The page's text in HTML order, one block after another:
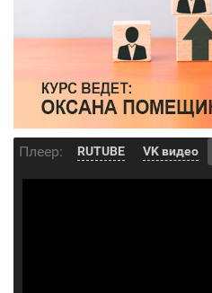
Плеер: RUTUBE VK видео